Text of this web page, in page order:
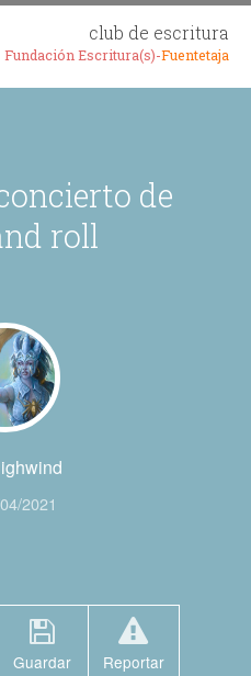
club de escritura
Fundación Escritura(s)-Fuentetaja
de
roll
2021
Guardar Reportar